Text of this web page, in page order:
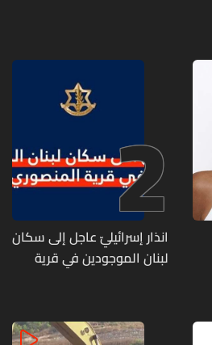
2
انذار إسرائيليّ عاجل إلى سكان
لبنان الموجودين في قرية